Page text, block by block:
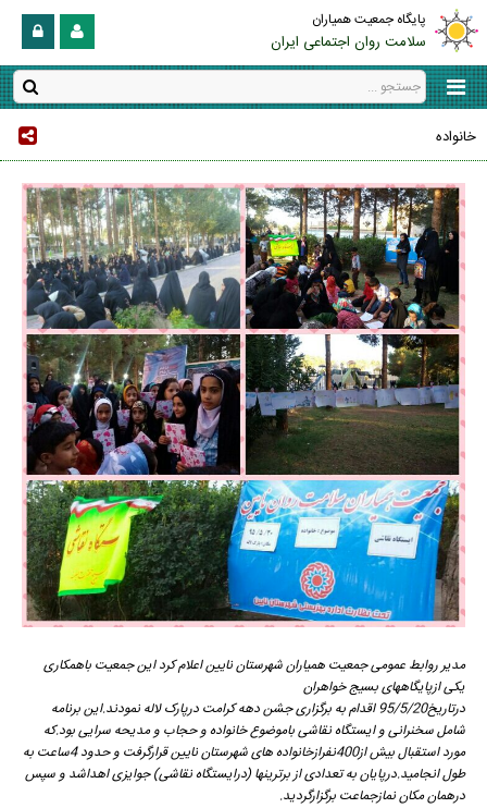
پایگاه جمعیت همیاران
سلامت روان اجتماعی ایران
خانواده
مدیر روابط عمومی جمعیت همیاران شهرستان نایین اعلام کرد این جمعیت باهمکاری
یکی ازپایگاههای بسیج خواهران
درتاریخ95/5/20 اقدام به برگزاری جشن دهه کرامت درپارک لاله نمودند.این برنامه
شامل سخنرانی و ایستگاه نقاشی باموضوع خانواده و حجاب و مدیحه سرایی بود.که
مورد استقبال بیش از400نفرازخانواده های شهرستان نایین قرارگرفت و حدود 4ساعت به
طول انجامید.درپایان به تعدادی از برترینها (درایستگاه نقاشی) جوایزی اهداشد و سپس
درهمان مکان نمازجماعت برگزارگردید.